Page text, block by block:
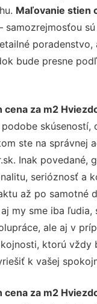
Maľovanie stien
samozrejmosťou
poradenstvo,
bude presne
cena za m2
skúseností,
ste na správnej
Inak povedané,
serióznosť a
až po samotné
my sme iba ľudia,
ale aj v
ktorú vždy
k vašej
cena za m2